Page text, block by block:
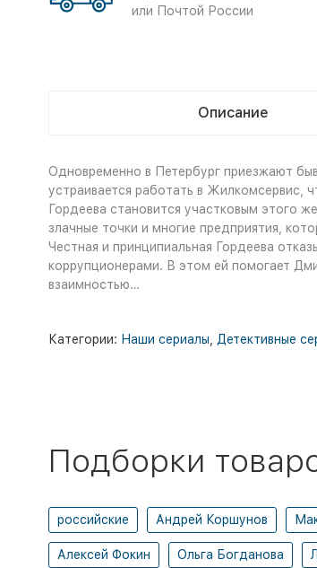
или Почтой России
Описание
Одновременно в Петербург приезжают
устраивается работать в Жилкомсервис,
Гордеева становится участковым этого
злачные точки и многие предприятия,
Честная и принципиальная Гордеева
коррупционерами. В этом ей помогает
взаимностью…
Категории: Наши сериалы Детективные
Подборки
российские Андрей Коршунов
Алексей Фокин Ольга Богданова